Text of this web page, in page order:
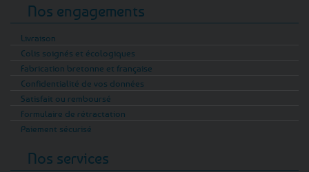
Nos engagements
Livraison
Colis soignés et écologiques
Fabrication bretonne et française
Confidentialité de vos données
Satisfait ou remboursé
Formulaire de rétractation
Paiement sécurisé
Nos services